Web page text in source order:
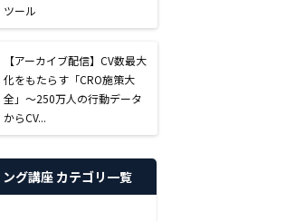
ツール
【アーカイブ配信】CV数最大
化をもたらす「CRO施策大
全」〜250万人の行動データ
からCV...
グ講座 カテゴリ一覧